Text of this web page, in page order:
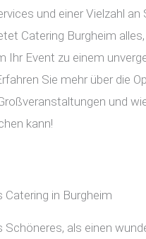
und einer Vielzahl an
Catering Burgheim
Ihr Event zu einem
Sie mehr über die
und
kann!
Catering in Burgheim
Schöneres, als einen